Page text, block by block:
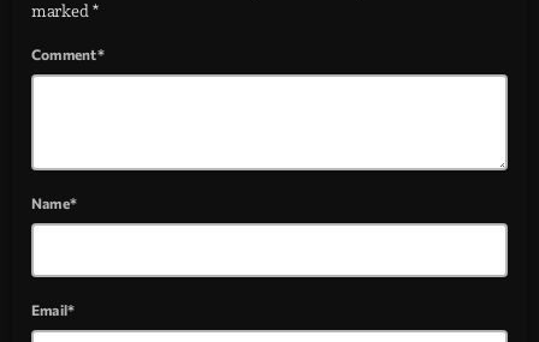
marked *
Comment*
Name*
Email*